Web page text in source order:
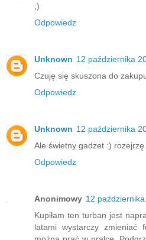
;)
Odpowiedz
Unknown 12 października
Czuję się skuszona do
Odpowiedz
Unknown 12 października
Ale świetny gadżet :)
Odpowiedz
Anonimowy 12
Kupiłam ten turban jest
latami wystarczy zmieniać